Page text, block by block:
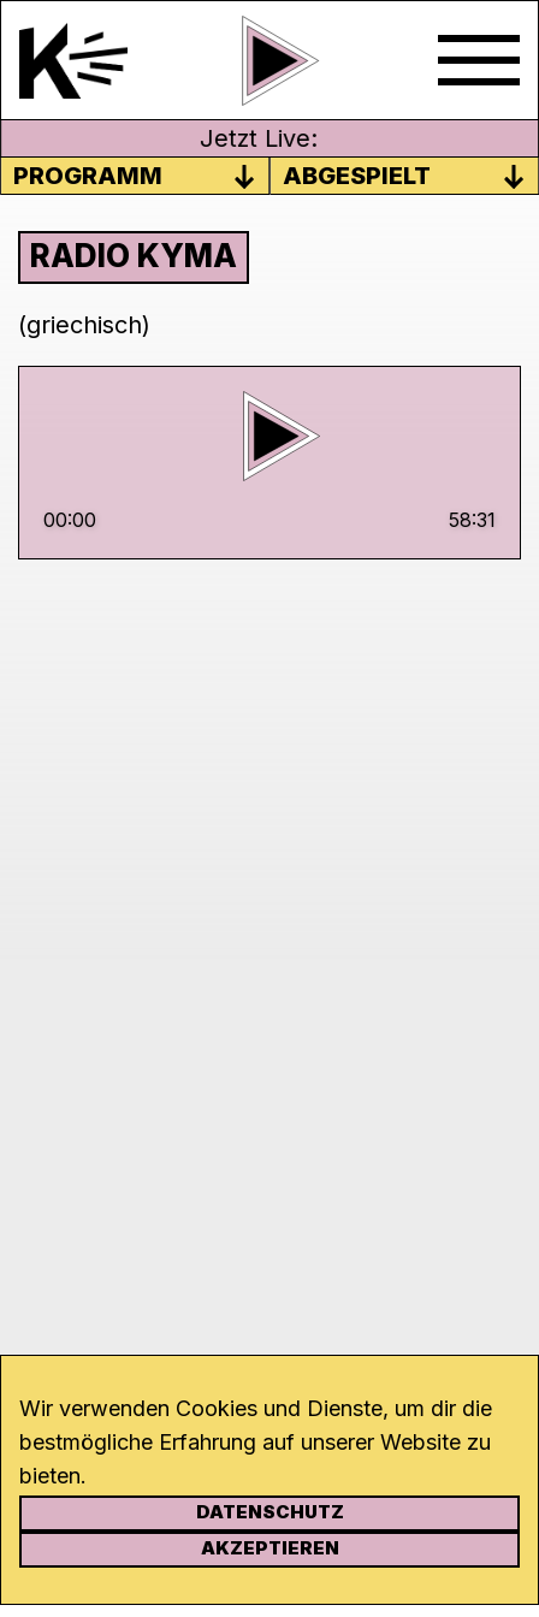
Jetzt Live:
PROGRAMM
ABGESPIELT
RADIO KYMA
(griechisch)
00:00 58:31
KONTAKT
Wir verwenden Cookies und Dienste, um dir die
bestmögliche Erfahrung auf unserer Website zu
bieten.
DATENSCHUTZ
AKZEPTIEREN